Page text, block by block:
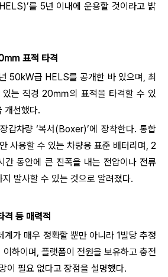
를 5년 이내에 운용할 것이라고 밝
㎜ 표적 타격
50kW급 HELS를 공개한 바 있으며, 최
있는 직경 20㎜의 표적을 타격할 수 있
개선했다.
갑차량 ‘복서(Boxer)’에 장착한다. 통합
사용할 수 있는 차량용 표준 배터리며, 2
간 동안에 큰 진폭을 내는 전압이나 전류
발사할 수 있는 것으로 알려졌다.
격 등 매력적
계가 매우 정확할 뿐만 아니라 1발당 추정
이하이며, 플랫폼이 전원을 보유하고 충전
이 필요 없다고 장점을 설명했다.